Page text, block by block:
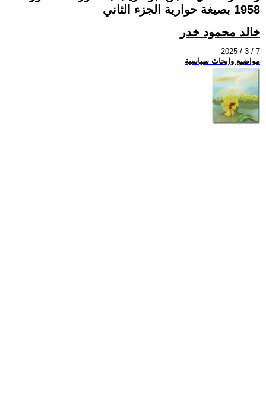
1958 بصيغة حوارية الجزء الثاني
خالد محمود خدر
2025 / 3 / 7
مواضيع وابحاث سياسية